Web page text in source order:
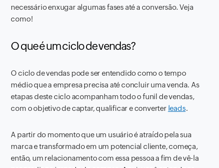
necessário enxugar algumas fases até a conversão. Veja
como!
O que é um ciclo de vendas?
O ciclo de vendas pode ser entendido como o tempo
médio que a empresa precisa até concluir uma venda. As
etapas deste ciclo acompanham todo o funil de vendas,
com o objetivo de captar, qualificar e converter leads.
A partir do momento que um usuário é atraído pela sua
marca e transformado em um potencial cliente, começa,
então, um relacionamento com essa pessoa a fim de vê-la